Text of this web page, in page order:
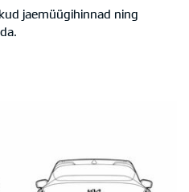
jaemüügihinnad ning